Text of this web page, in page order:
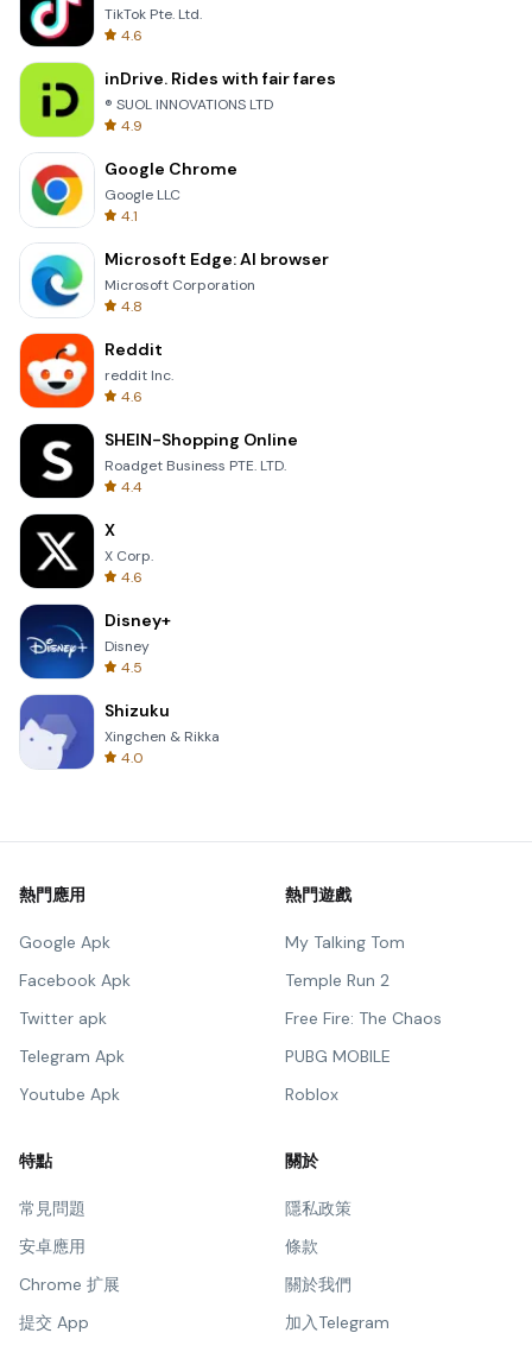
TikTok Pte. Ltd.
4.6
inDrive. Rides with fair fares
® SUOL INNOVATIONS LTD
4.9
Google Chrome
Google LLC
4.1
Microsoft Edge: AI browser
Microsoft Corporation
4.8
Reddit
reddit Inc.
4.6
SHEIN-Shopping Online
Roadget Business PTE. LTD.
4.4
X
X Corp.
4.6
Disney+
Disney
4.5
Shizuku
Xingchen & Rikka
4.0
熱門應用
Google Apk
Facebook Apk
Twitter apk
Telegram Apk
Youtube Apk
熱門遊戲
My Talking Tom
Temple Run 2
Free Fire: The Chaos
PUBG MOBILE
Roblox
特點
常見問題
安卓應用
Chrome 扩展
提交 App
關於
隱私政策
條款
關於我們
加入Telegram